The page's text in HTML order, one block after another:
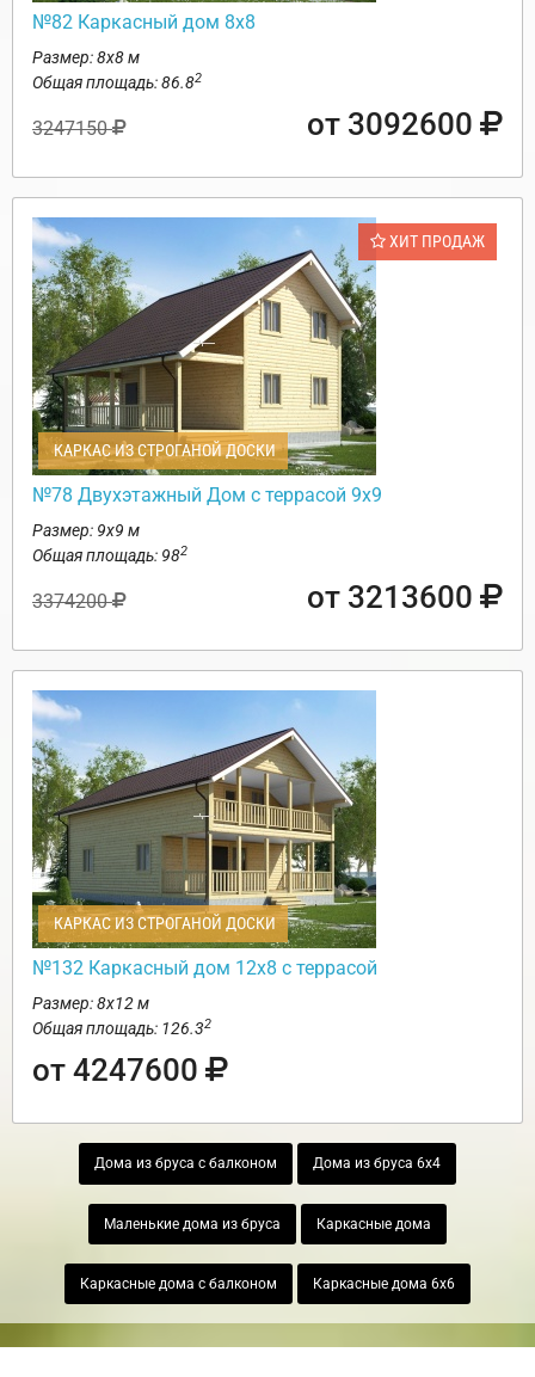
№82 Каркасный дом 8х8
Размер: 8х8 м
Общая площадь: 86.82
3247150 от 3092600
ХИТ ПРОДАЖ
КАРКАС ИЗ СТРОГАНОЙ ДОСКИ
№78 Двухэтажный Дом с террасой 9х9
Размер: 9х9 м
Общая площадь: 982
3374200 от 3213600
КАРКАС ИЗ СТРОГАНОЙ ДОСКИ
№132 Каркасный дом 12х8 с террасой
Размер: 8х12 м
Общая площадь: 126.32
от 4247600
Дома из бруса с балконом Дома из бруса 6х4
Маленькие дома из бруса Каркасные дома
Каркасные дома с балконом Каркасные дома 6х6